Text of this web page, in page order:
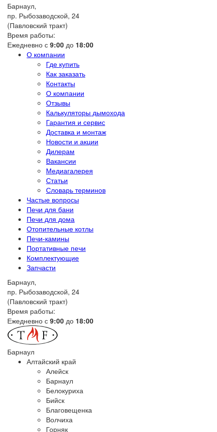
Барнаул,
пр. Рыбозаводской, 24
(Павловский тракт)
Время работы:
Ежедневно с 9:00 до 18:00
О компании
Где купить
Как заказать
Контакты
О компании
Отзывы
Калькуляторы дымохода
Гарантия и сервис
Доставка и монтаж
Новости и акции
Дилерам
Вакансии
Медиагалерея
Статьи
Словарь терминов
Частые вопросы
Печи для бани
Печи для дома
Отопительные котлы
Печи-камины
Портативные печи
Комплектующие
Запчасти
Барнаул,
пр. Рыбозаводской, 24
(Павловский тракт)
Время работы:
Ежедневно с 9:00 до 18:00
Барнаул
Алтайский край
Алейск
Барнаул
Белокуриха
Бийск
Благовещенка
Волчиха
Горняк